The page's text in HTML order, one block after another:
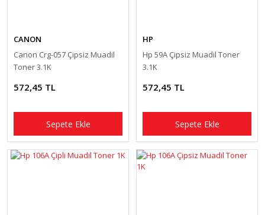
CANON
Canon Crg-057 Çipsiz Muadil
Toner 3.1K
572,45 TL
Sepete Ekle
HP
Hp 59A Çipsiz Muadil Toner
3.1K
572,45 TL
Sepete Ekle